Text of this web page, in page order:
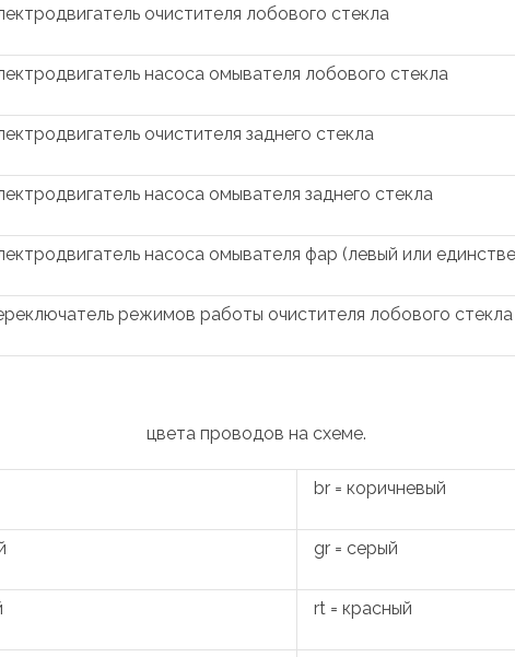
очистителя лобового стекла
насоса омывателя лобового стекла
очистителя заднего стекла
насоса омывателя заднего стекла
насоса омывателя фар (левый или
режимов работы очистителя лобового стекла
цвета проводов на схеме.
br = коричневый
gr = серый
rt = красный